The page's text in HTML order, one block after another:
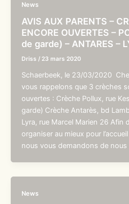
News
AVIS AUX PARENTS –
ENCORE OUVERTES –
de garde) – ANTARES –
Driss / 23 mars 2020
Schaerbeek, le 23/03/2020
vous rappelons que 3 crèches
ouvertes : Crèche Pollux, rue
garde) Crèche Antarès, bd
Lyra, rue Marcel Marien 26 Afin
organiser au mieux pour
nous vous demandons de nous
News